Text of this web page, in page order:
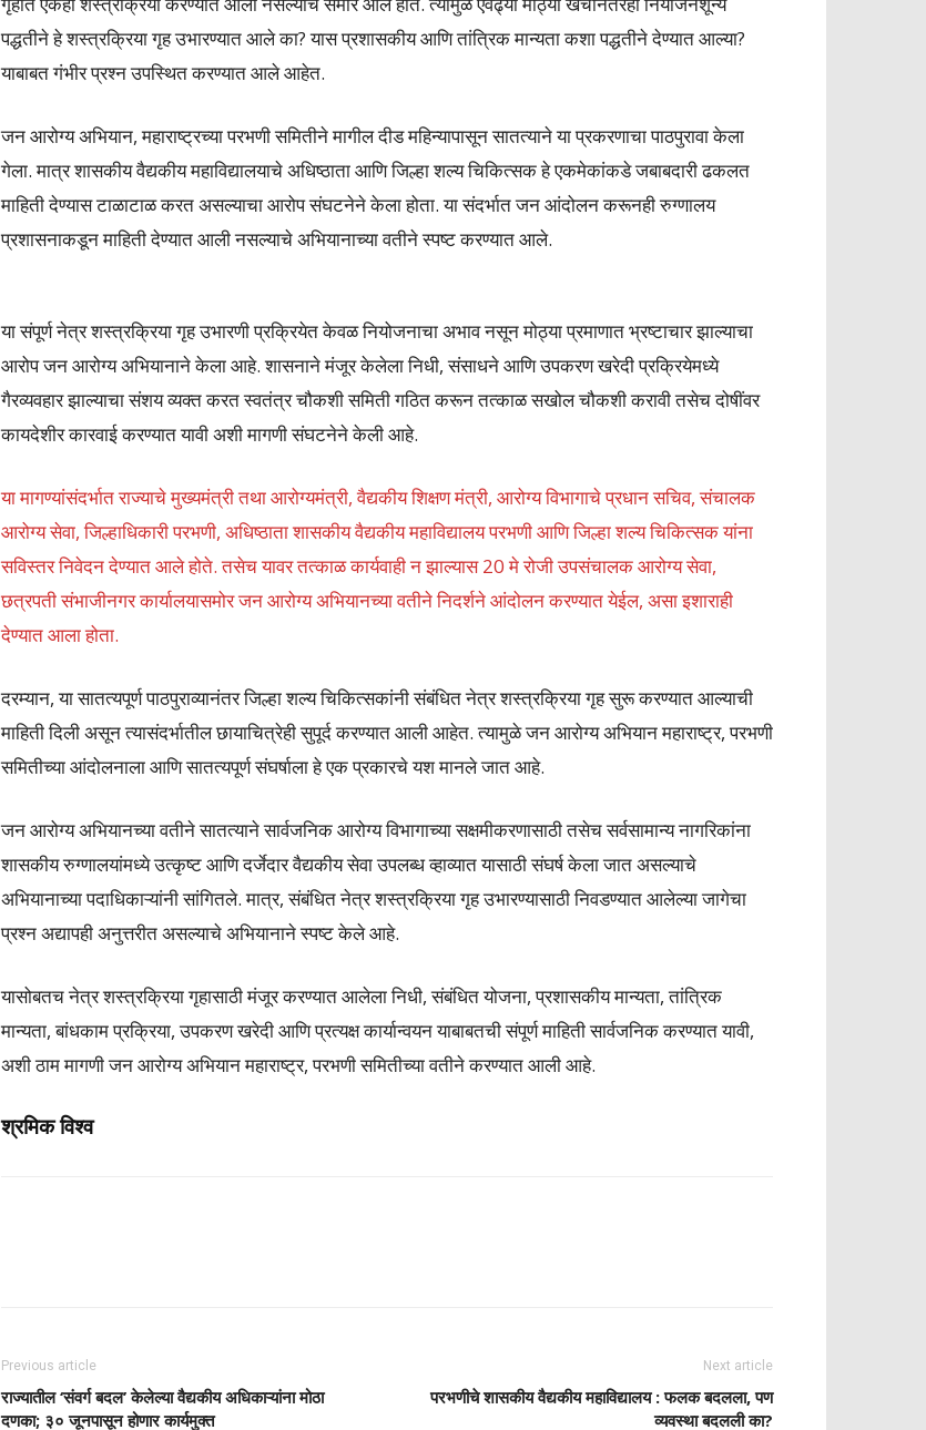
पद्धतीने हे शस्त्रक्रिया गृह उभारण्यात आले का? यास प्रशासकीय आणि तांत्रिक मान्यता कशा पद्धतीने देण्यात आल्या?
याबाबत गंभीर प्रश्न उपस्थित करण्यात आले आहेत.
जन आरोग्य अभियान, महाराष्ट्रच्या परभणी समितीने मागील दीड महिन्यापासून सातत्याने या प्रकरणाचा पाठपुरावा केला
गेला. मात्र शासकीय वैद्यकीय महाविद्यालयाचे अधिष्ठाता आणि जिल्हा शल्य चिकित्सक हे एकमेकांकडे जबाबदारी ढकलत
माहिती देण्यास टाळाटाळ करत असल्याचा आरोप संघटनेने केला होता. या संदर्भात जन आंदोलन करूनही रुग्णालय
प्रशासनाकडून माहिती देण्यात आली नसल्याचे अभियानाच्या वतीने स्पष्ट करण्यात आले.
या संपूर्ण नेत्र शस्त्रक्रिया गृह उभारणी प्रक्रियेत केवळ नियोजनाचा अभाव नसून मोठ्या प्रमाणात भ्रष्टाचार झाल्याचा
आरोप जन आरोग्य अभियानाने केला आहे. शासनाने मंजूर केलेला निधी, संसाधने आणि उपकरण खरेदी प्रक्रियेमध्ये
गैरव्यवहार झाल्याचा संशय व्यक्त करत स्वतंत्र चौकशी समिती गठित करून तत्काळ सखोल चौकशी करावी तसेच दोषींवर
कायदेशीर कारवाई करण्यात यावी अशी मागणी संघटनेने केली आहे.
या मागण्यांसंदर्भात राज्याचे मुख्यमंत्री तथा आरोग्यमंत्री, वैद्यकीय शिक्षण मंत्री, आरोग्य विभागाचे प्रधान सचिव, संचालक
आरोग्य सेवा, जिल्हाधिकारी परभणी, अधिष्ठाता शासकीय वैद्यकीय महाविद्यालय परभणी आणि जिल्हा शल्य चिकित्सक यांना
सविस्तर निवेदन देण्यात आले होते. तसेच यावर तत्काळ कार्यवाही न झाल्यास 20 मे रोजी उपसंचालक आरोग्य सेवा,
छत्रपती संभाजीनगर कार्यालयासमोर जन आरोग्य अभियानच्या वतीने निदर्शने आंदोलन करण्यात येईल, असा इशाराही
देण्यात आला होता.
दरम्यान, या सातत्यपूर्ण पाठपुराव्यानंतर जिल्हा शल्य चिकित्सकांनी संबंधित नेत्र शस्त्रक्रिया गृह सुरू करण्यात आल्याची
माहिती दिली असून त्यासंदर्भातील छायाचित्रेही सुपूर्द करण्यात आली आहेत. त्यामुळे जन आरोग्य अभियान महाराष्ट्र, परभणी
समितीच्या आंदोलनाला आणि सातत्यपूर्ण संघर्षाला हे एक प्रकारचे यश मानले जात आहे.
जन आरोग्य अभियानच्या वतीने सातत्याने सार्वजनिक आरोग्य विभागाच्या सक्षमीकरणासाठी तसेच सर्वसामान्य नागरिकांना
शासकीय रुग्णालयांमध्ये उत्कृष्ट आणि दर्जेदार वैद्यकीय सेवा उपलब्ध व्हाव्यात यासाठी संघर्ष केला जात असल्याचे
अभियानाच्या पदाधिकाऱ्यांनी सांगितले. मात्र, संबंधित नेत्र शस्त्रक्रिया गृह उभारण्यासाठी निवडण्यात आलेल्या जागेचा
प्रश्न अद्यापही अनुत्तरीत असल्याचे अभियानाने स्पष्ट केले आहे.
यासोबतच नेत्र शस्त्रक्रिया गृहासाठी मंजूर करण्यात आलेला निधी, संबंधित योजना, प्रशासकीय मान्यता, तांत्रिक
मान्यता, बांधकाम प्रक्रिया, उपकरण खरेदी आणि प्रत्यक्ष कार्यान्वयन याबाबतची संपूर्ण माहिती सार्वजनिक करण्यात यावी,
अशी ठाम मागणी जन आरोग्य अभियान महाराष्ट्र, परभणी समितीच्या वतीने करण्यात आली आहे.
श्रमिक विश्व
Previous article
राज्यातील ‘संवर्ग बदल’ केलेल्या वैद्यकीय अधिकाऱ्यांना मोठा
दणका; ३० जूनपासून होणार कार्यमुक्त
Next article
परभणीचे शासकीय वैद्यकीय महाविद्यालय : फलक बदलला, पण
व्यवस्था बदलली का?